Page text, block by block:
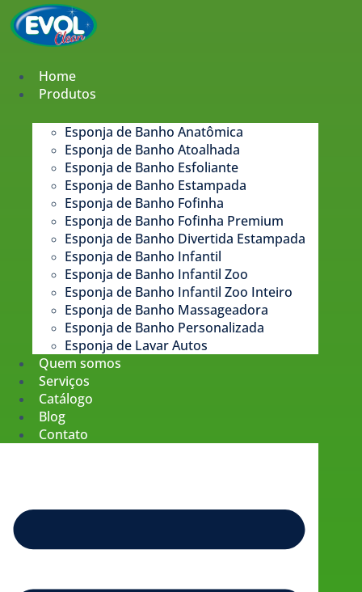
Pular
para
conteúdo
Home
Produtos
Esponja de Banho Anatômica
Esponja de Banho Atoalhada
Esponja de Banho Esfoliante
Esponja de Banho Estampada​
Esponja de Banho Fofinha
Esponja de Banho Fofinha Premium
Esponja de Banho Divertida Estampada
Esponja de Banho Infantil
Esponja de Banho Infantil Zoo
Esponja de Banho Infantil Zoo Inteiro
Esponja de Banho Massageadora
Esponja de Banho Personalizada
Esponja de Lavar Autos
Quem somos
Serviços
Catálogo
Blog
Contato